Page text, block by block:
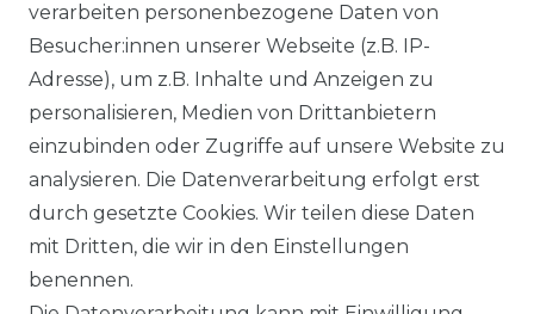
KLIMA- UND UMWELTSCHUTZ
LEXIKON
UNTERNEHMEN
ÜBER UNS
verarbeiten personenbezogene Daten von
Besucher:innen unserer Webseite (z.B. IP-
Adresse), um z.B. Inhalte und Anzeigen zu
personalisieren, Medien von Drittanbietern
einzubinden oder Zugriffe auf unsere Website zu
analysieren. Die Datenverarbeitung erfolgt erst
durch gesetzte Cookies. Wir teilen diese Daten
mit Dritten, die wir in den Einstellungen
benennen.